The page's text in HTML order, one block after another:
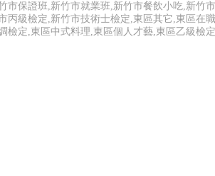
市保證班,新竹市就業班,新竹市餐飲小吃,新竹
丙級檢定,新竹市技術士檢定,東區其它,東區在
檢定,東區中式料理,東區個人才藝,東區乙級檢